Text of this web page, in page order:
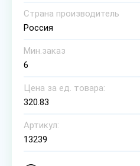
Страна производитель
Россия
Мин.заказ
6
Цена за ед. товара:
320.83
Артикул:
13239